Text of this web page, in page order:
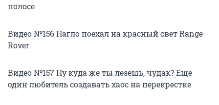
полосе
Видео №156 Нагло поехал на красный свет Range
Rover
Видео №157 Ну куда же ты лезешь, чудак? Еще
один любитель создавать хаос на перекрестке